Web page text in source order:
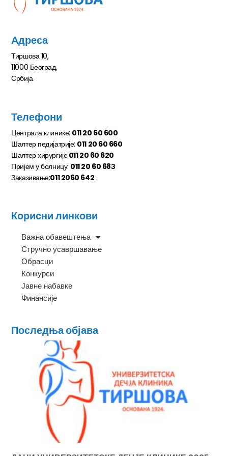
Адреса
Тиршова 10,
11000 Београд,
Србија
Телефони
Централа клинике: 011 20 60 600
Шалтер педијатрије: 011 20 60 660
Шалтер хирургије:011 20 60 620
Пријем у болницу: 011 20 60 68З
Заказивање:011 2060 642
Корисни линкови
Важна обавештења
Стручно усавршавање
Обрасци
Конкурси
Јавне набавке
Финансије
Последња објава